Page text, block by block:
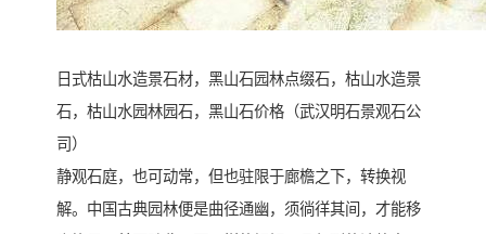
日式枯山水造景石材，黑山石园林点缀石，枯山水造景
石，枯山水园林园石，黑山石价格（武汉明石景观石公
司）
静观石庭，也可动常，但也驻限于廊檐之下，转换视
解。中国古典园林便是曲径通幽，须徜徉其间，才能移